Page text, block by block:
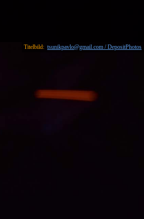
Titelbild: tsunikpavlo@gmail.com / DepositPhotos